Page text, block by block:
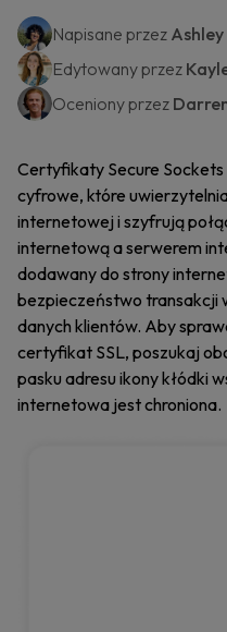
Napisane przez
Edytowany przez
Oceniony przez
Certyfikaty Secure
cyfrowe, które
internetowej i szyfrują
internetową a serwerem
dodawany do strony
bezpieczeństwo transakcji
danych klientów. Aby
certyfikat SSL, poszukaj
pasku adresu ikony kłódki
internetowa jest chroniona.